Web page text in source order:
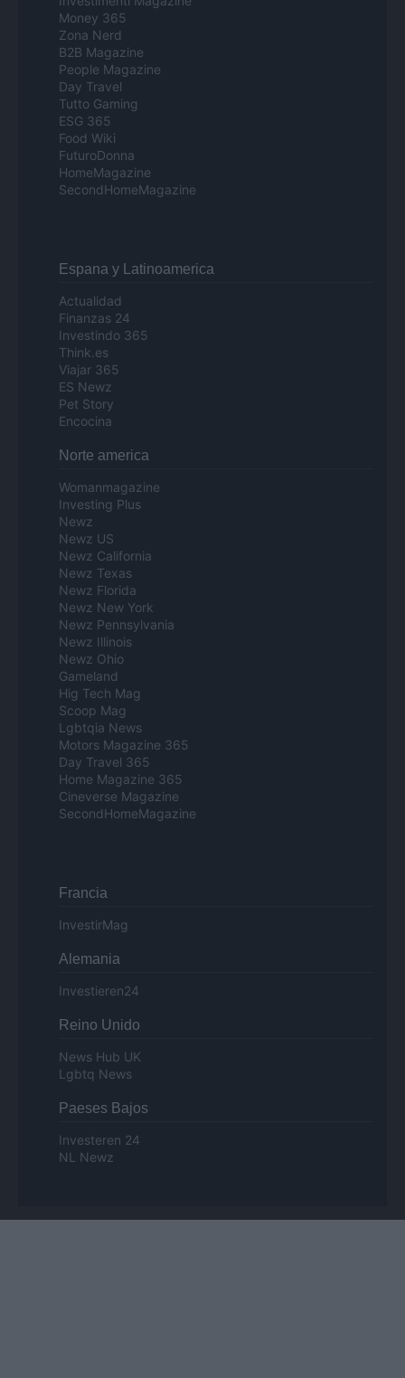
Money 365
Zona Nerd
B2B Magazine
People Magazine
Day Travel
Tutto Gaming
ESG 365
Food Wiki
FuturoDonna
HomeMagazine
SecondHomeMagazine
Espana y Latinoamerica
Actualidad
Finanzas 24
Investindo 365
Think.es
Viajar 365
ES Newz
Pet Story
Encocina
Norte america
Womanmagazine
Investing Plus
Newz
Newz US
Newz California
Newz Texas
Newz Florida
Newz New York
Newz Pennsylvania
Newz Illinois
Newz Ohio
Gameland
Hig Tech Mag
Scoop Mag
Lgbtqia News
Motors Magazine 365
Day Travel 365
Home Magazine 365
Cineverse Magazine
SecondHomeMagazine
Francia
InvestirMag
Alemania
Investieren24
Reino Unido
News Hub UK
Lgbtq News
Paeses Bajos
Investeren 24
NL Newz